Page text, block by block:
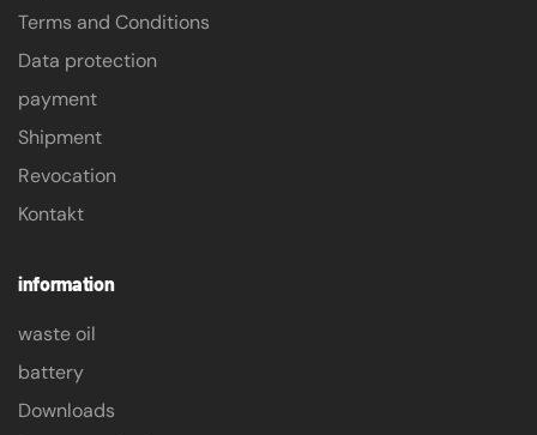
Terms and Conditions
Data protection
payment
Shipment
Revocation
Kontakt
information
waste oil
battery
Downloads